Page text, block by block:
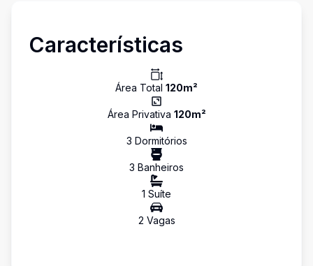
Características
Área Total 120m²
Área Privativa 120m²
3 Dormitórios
3 Banheiros
1 Suíte
2 Vagas